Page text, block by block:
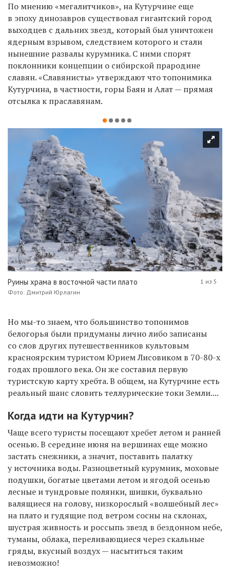
По мнению «мегалитчиков», на Кутурчине еще
в эпоху динозавров существовал гигантский город
выходцев с дальних звезд, который был уничтожен
ядерным взрывом, следствием которого и стали
нынешние развалы курумника. С ними спорят
поклонники концепции о сибирской прародине
славян. «Славянисты» утверждают что топонимика
Кутурчина, в частности, горы Баян и Алат — прямая
отсылка к праславянам.
Руины храма в восточной части плато
Фото: Дмитрий Юрлагин
1 из 5
Но мы-то знаем, что большинство топонимов
белогорья были придуманы лично либо записаны
со слов других путешественников культовым
красноярским туристом Юрием Лисовиком в 70-80-х
годах прошлого века. Он же составил первую
туристскую карту хребта.В общем, на Кутурчине есть
реальный шанс словить теллурические токи Земли....
Когда идти на Кутурчин?
Чаще всего туристы посещают хребет летом и ранней
осенью. В середине июня на вершинах еще можно
застать снежники, а значит, поставить палатку
у источника воды. Разноцветный курумник, моховые
подушки, богатые цветами летом и ягодой осенью
лесные и тундровые полянки, шишки, буквально
валящиеся на голову, низкорослый «волшебный лес»
на плато и гудящие под ветром сосны на склонах,
шустрая живность и россыпь звезд в бездонном небе,
туманы, облака, переливающиеся через скальные
гряды, вкусный воздух — насытиться таким
невозможно!